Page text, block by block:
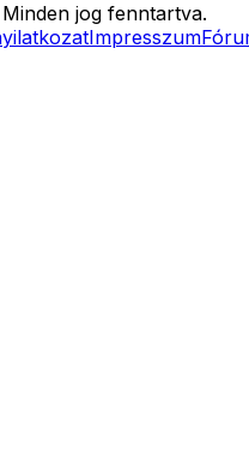
Minden jog fenntartva.
Impresszum